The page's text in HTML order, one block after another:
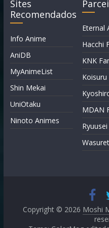
Sites
Recomendados
Info Anime
AniDB
MyAnimeList
Shin Mekai
UniOtaku
Ninoto Animes
Eternal
Hacchi
KNK
Koisuru
MDAN
Copyright © 2026 Moshi